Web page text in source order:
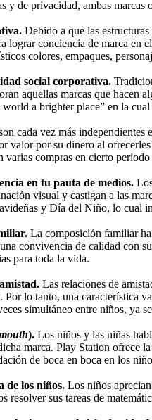
y de privacidad, ambas
Debido a que las
lograr conciencia de marca
colores, empaques,
social corporativa.
aquellas marcas que
a brighter place” en la
cada vez más independientes
valor por su dinero al
compras en cierto
en tu pauta de medios.
visual y castigan a las
y Día del Niño, lo cual
La composición familiar ha
convivencia de calidad con
para toda la vida.
Las relaciones de
lo tanto, una característica
simultáneo entre niños, ya
). Los niños y las niñas
marca. Play Station
de boca en boca en los
de los niños. Los niños
resolver sus tareas de